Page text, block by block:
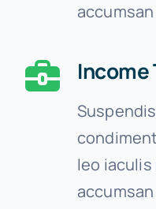
Income
leo iaculis